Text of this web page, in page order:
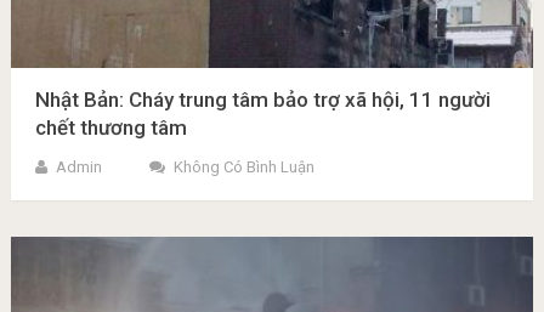
Nhật Bản: Cháy trung tâm bảo trợ xã hội, 11 người
chết thương tâm
Admin Không Có Bình Luận